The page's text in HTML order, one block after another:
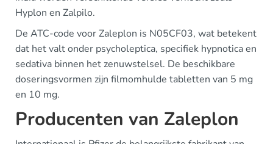
Hyplon en Zalpilo.
De ATC-code voor Zaleplon is N05CF03, wat betekent
dat het valt onder psycholeptica, specifiek hypnotica en
sedativa binnen het zenuwstelsel. De beschikbare
doseringsvormen zijn filmomhulde tabletten van 5 mg
en 10 mg.
Producenten van Zaleplon